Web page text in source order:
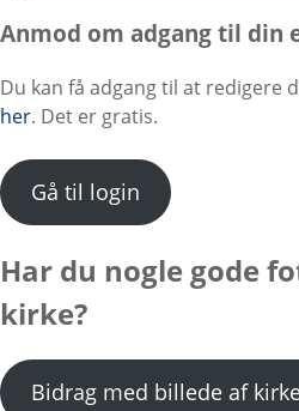
Anmod om adgang til din
Du kan få adgang til at redigere
her. Det er gratis.
Gå til login
Har du nogle gode
kirke?
Bidrag med billede af